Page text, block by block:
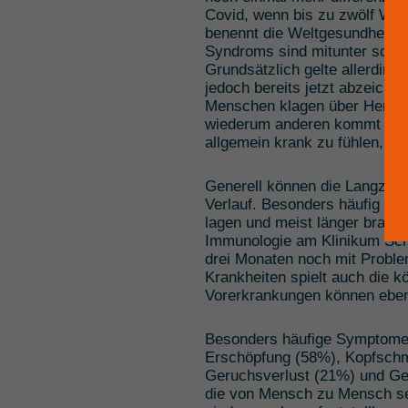
Covid, wenn bis zu zwölf
benennt die
Syndroms sind mitunter so
Grundsätzlich gelte
jedoch bereits jetzt
Menschen klagen über
wiederum anderen kommt
allgemein krank zu fühlen,
Generell können die
Verlauf. Besonders häufig
lagen und meist länger
Immunologie am Klinikum
drei Monaten noch mit
Krankheiten spielt auch die
Vorerkrankungen können
Besonders häufige
Erschöpfung (58%),
Geruchsverlust (21%) und
die von Mensch zu Mensch